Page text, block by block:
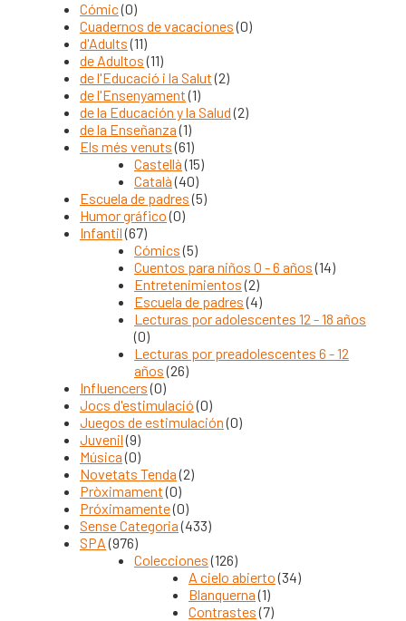
Cómic(0)
Cuadernos de vacaciones (0)
d'Adults (11)
de Adultos (11)
de l'Educació i la Salut (2)
de l'Ensenyament (1)
de la Educación y la Salud (2)
de la Enseñanza (1)
Els més venuts (61)
Castellà (15)
Català (40)
Escuela de padres (5)
Humor gráfico (0)
Infantil (67)
Cómics (5)
Cuentos para niños 0 - 6 años (14)
Entretenimientos (2)
Escuela de padres (4)
Lecturas por adolescentes 12 - 18 años
(0)
Lecturas por preadolescentes 6 - 12
años (26)
Influencers (0)
Jocs d'estimulació (0)
Juegos de estimulación (0)
Juvenil (9)
Música (0)
Novetats Tenda (2)
Pròximament (0)
Próximamente(0)
Sense Categoria (433)
SPA (976)
Colecciones (126)
A cielo abierto (34)
Blanquerna (1)
Contrastes (7)